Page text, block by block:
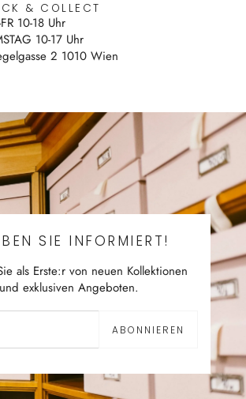
& COLLECT
10-18 Uhr
10-17 Uhr
2 1010 Wien
SIE INFORMIERT!
als Erste:r von neuen Kollektionen
und exklusiven Angeboten.
ABONNIEREN